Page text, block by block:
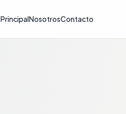
PrincipalNosotrosContacto